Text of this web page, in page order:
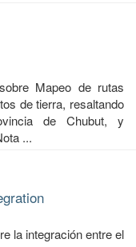
Mapeo de rutas
de tierra, resaltando
de Chubut, y
...
la integración entre el